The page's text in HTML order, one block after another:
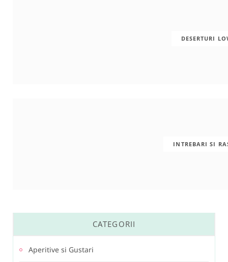
DESERTURI
INTREBARI SI
CATEGORII
Aperitive si Gustari